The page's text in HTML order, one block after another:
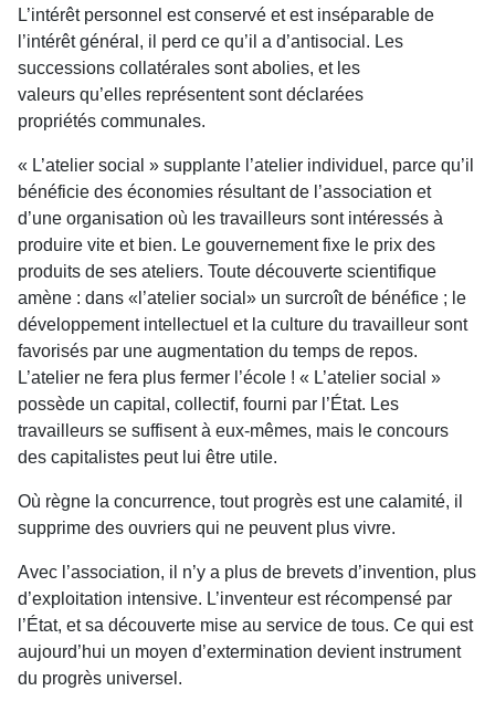
L’intérêt personnel est conservé et est inséparable de
l’intérêt général, il perd ce qu’il a d’antisocial. Les
successions collatérales sont abolies, et les
valeurs qu’elles représentent sont déclarées
propriétés communales.
« L’atelier social » supplante l’atelier individuel, parce qu’il
bénéficie des économies résultant de l’association et
d’une organisation où les travailleurs sont intéressés à
produire vite et bien. Le gouvernement fixe le prix des
produits de ses ateliers. Toute découverte scientifique
amène : dans «l’atelier social» un surcroît de bénéfice ; le
développement intellectuel et la culture du travailleur sont
favorisés par une augmentation du temps de repos.
L’atelier ne fera plus fermer l’école ! « L’atelier social »
possède un capital, collectif, fourni par l’État. Les
travailleurs se suffisent à eux-mêmes, mais le concours
des capitalistes peut lui être utile.
Où règne la concurrence, tout progrès est une calamité, il
supprime des ouvriers qui ne peuvent plus vivre.
Avec l’association, il n’y a plus de brevets d’invention, plus
d’exploitation intensive. L’inventeur est récompensé par
l’État, et sa découverte mise au service de tous. Ce qui est
aujourd’hui un moyen d’extermination devient instrument
du progrès universel.